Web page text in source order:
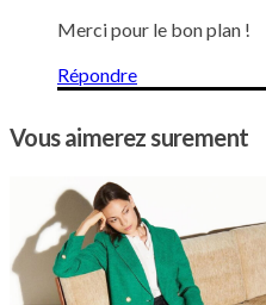
Merci pour le bon plan !
Répondre
Vous aimerez surement